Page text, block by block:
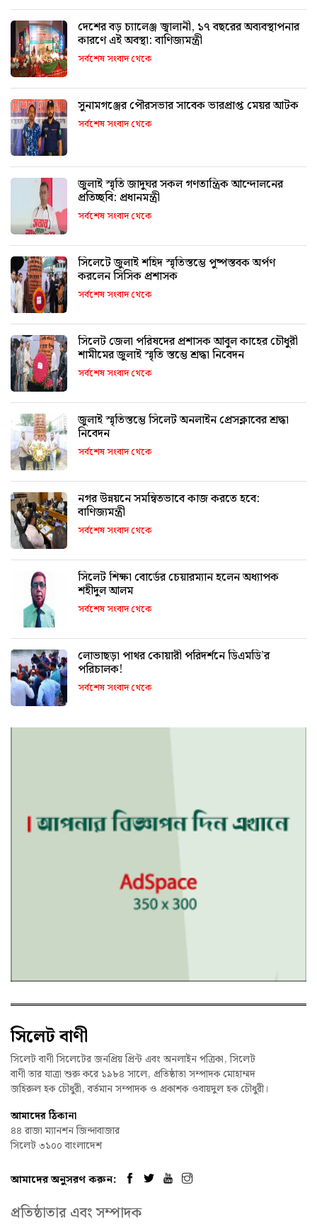
দেশের বড় চ্যালেঞ্জ জ্বালানী, ১৭ বছরের অব্যবস্থাপনার
কারণে এই অবস্থা: বাণিজ্যমন্ত্রী
সর্বশেষ সংবাদ থেকে
সুনামগঞ্জের পৌরসভার সাবেক ভারপ্রাপ্ত মেয়র আটক
সর্বশেষ সংবাদ থেকে
জুলাই স্মৃতি জাদুঘর সকল গণতান্ত্রিক আন্দোলনের
প্রতিচ্ছবি: প্রধানমন্ত্রী
সর্বশেষ সংবাদ থেকে
সিলেটে জুলাই শহিদ স্মৃতিস্তম্ভে পুষ্পস্তবক অর্পণ
করলেন সিসিক প্রশাসক
সর্বশেষ সংবাদ থেকে
সিলেট জেলা পরিষদের প্রশাসক আবুল কাহের চৌধুরী
শামীমের জুলাই স্মৃতি স্তম্ভে শ্রদ্ধা নিবেদন
সর্বশেষ সংবাদ থেকে
জুলাই স্মৃতিস্তম্ভে সিলেট অনলাইন প্রেসক্লাবের শ্রদ্ধা
নিবেদন
সর্বশেষ সংবাদ থেকে
নগর উন্নয়নে সমন্বিতভাবে কাজ করতে হবে:
বাণিজ্যমন্ত্রী
সর্বশেষ সংবাদ থেকে
সিলেট শিক্ষা বোর্ডের চেয়ারম্যান হলেন অধ্যাপক
শহীদুল আলম
সর্বশেষ সংবাদ থেকে
লোভাছড়া পাথর কোয়ারী পরিদর্শনে ডিএমডি’র
পরিচালক!
সর্বশেষ সংবাদ থেকে
সিলেট বাণী
সিলেট বাণী সিলেটের জনপ্রিয় প্রিন্ট এবং অনলাইন পত্রিকা, সিলেট
বাণী তার যাত্রা শুরু করে ১৯৮৪ সালে, প্রতিষ্ঠাতা সম্পাদক মোহাম্মদ
জহিরুল হক চৌধুরী, বর্তমান সম্পাদক ও প্রকাশক ওবায়দুল হক চৌধুরী।
আমাদের ঠিকানা
৪৪ রাজা ম্যানশন জিন্দাবাজার
সিলেট ৩১০০ বাংলাদেশ
আমাদের অনুসরণ করুন:
প্রতিষ্ঠাতার এবং সম্পাদক